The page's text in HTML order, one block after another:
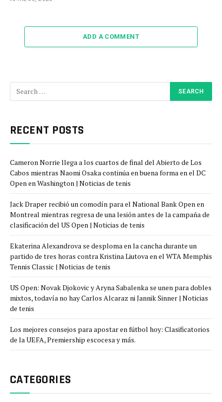
ADD A COMMENT
RECENT POSTS
Cameron Norrie llega a los cuartos de final del Abierto de Los
Cabos mientras Naomi Osaka continúa en buena forma en el DC
Open en Washington | Noticias de tenis
Jack Draper recibió un comodín para el National Bank Open en
Montreal mientras regresa de una lesión antes de la campaña de
clasificación del US Open | Noticias de tenis
Ekaterina Alexandrova se desploma en la cancha durante un
partido de tres horas contra Kristina Liutova en el WTA Memphis
Tennis Classic | Noticias de tenis
US Open: Novak Djokovic y Aryna Sabalenka se unen para dobles
mixtos, todavía no hay Carlos Alcaraz ni Jannik Sinner | Noticias
de tenis
Los mejores consejos para apostar en fútbol hoy: Clasificatorios
de la UEFA, Premiership escocesa y más.
CATEGORIES